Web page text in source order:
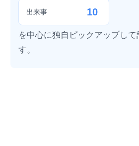
出来事 10
を中心に独自ピックアップして
す。